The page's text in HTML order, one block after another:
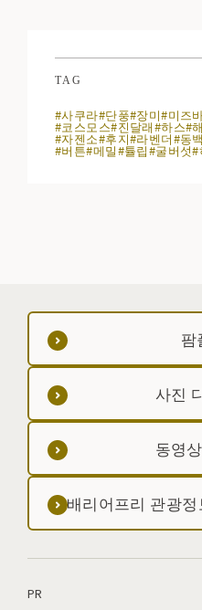
TAG
#사쿠라#단풍#장미#미즈
#코스모스#진달래#하스#
#자젠소#후지#라벤더#동백
#버튼#메밀#튤립#굴버섯#
팜
사진
동영
배리어프리 관광
PR